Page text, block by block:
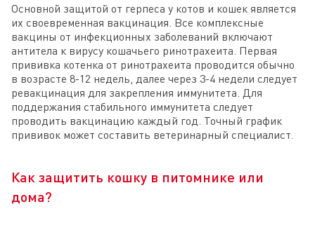
Основной защитой от герпеса у котов и кошек является
их своевременная вакцинация. Все комплексные
вакцины от инфекционных заболеваний включают
антитела к вирусу кошачьего ринотрахеита. Первая
прививка котенка от ринотрахеита проводится обычно
в возрасте 8-12 недель, далее через 3-4 недели следует
ревакцинация для закрепления иммунитета. Для
поддержания стабильного иммунитета следует
проводить вакцинацию каждый год. Точный график
прививок может составить ветеринарный специалист.
Как защитить кошку в питомнике или
дома?